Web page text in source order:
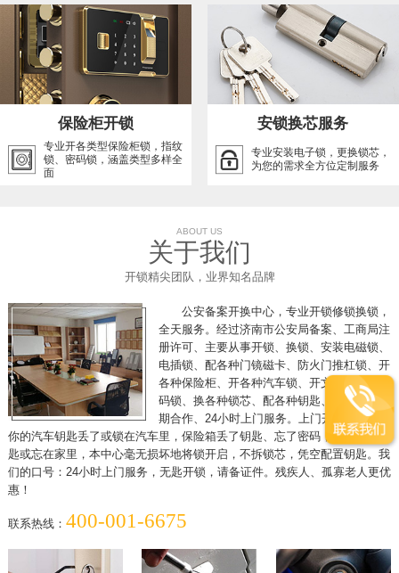
保险柜开锁
专业开各类型保险柜锁，指纹
锁、密码锁，涵盖类型多样全
面
安锁换芯服务
专业安装电子锁，更换锁芯，
为您的需求全方位定制服务
ABOUT US
关于我们
开锁精尖团队，业界知名品牌
公安备案开换中心，专业开锁修锁换锁，
全天服务。经过济南市公安局备案、工商局注
册许可、主要从事开锁、换锁、安装电磁锁、
电插锁、配各种门镜磁卡、防火门推杠锁、开
各种保险柜、开各种汽车锁、开文件柜、开密
码锁、换各种锁芯、配各种钥匙、各单位可长
期合作、24小时上门服务。上门开锁，假如
你的汽车钥匙丢了或锁在汽车里，保险箱丢了钥匙、忘了密码，家中丢了钥
匙或忘在家里，本中心毫无损坏地将锁开启，不拆锁芯，凭空配置钥匙。我
们的口号：24小时上门服务，无匙开锁，请备证件。残疾人、孤寡老人更优
惠！
联系热线： 400-001-6675